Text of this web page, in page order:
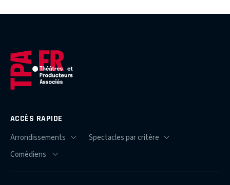
ACCÈS RAPIDE